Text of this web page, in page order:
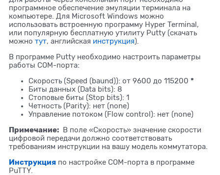
программное обеспечение эмуляции терминала на
компьютере. Для Microsoft Windows можно
использовать встроенную программу Hyper Terminal,
или популярную бесплатную утилиту Putty (скачать
можно тут, английская инструкция).
В программе Putty необходимо настроить параметры
работы COM-порта:
Скорость (Speed (baund)): от 9600 до 115200 *
Биты данных (Data bits): 8
Стоповые биты (Stop bits): 1
Четность (Parity): нет (none)
Управление потоком (Flow control): нет (none)
Примечание: В поле «Скорость» значение скорости
цифровой передачи должно соответствовать
требованиям инструкции на вашу модель коммутатора.
Инструкция по настройке COM-порта в программе
PuTTY.